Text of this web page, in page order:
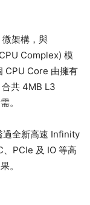
微架構，與
Complex) 模
CPU Core 由擁有
共 4MB L3
。
過全新高速 Infinity
PCIe 及 IO 等高
。